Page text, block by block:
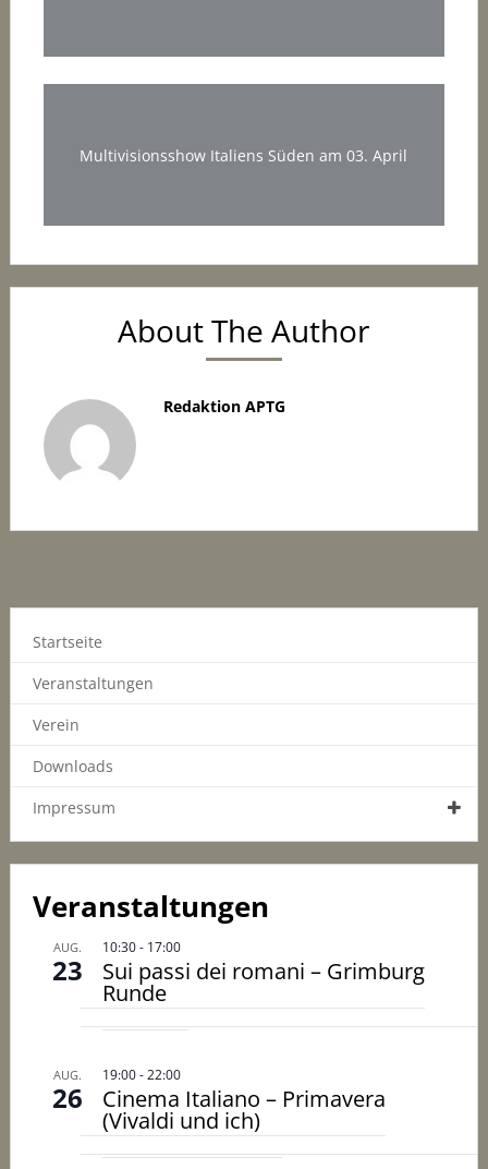
Multivisionsshow Italiens Süden am 03. April
About The Author
Redaktion APTG
Startseite
Veranstaltungen
Verein
Downloads
Impressum
Veranstaltungen
AUG.
23
10:30- 17:00
Sui passi dei romani – Grimburg
Runde
AUG.
26
19:00-22:00
Cinema Italiano – Primavera
(Vivaldi und ich)